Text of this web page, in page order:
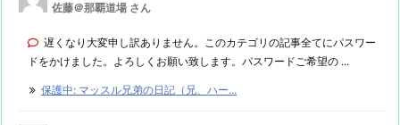
佐藤＠那覇道場 さん
遅くなり大変申し訳ありません。このカテゴリの記事全てにパスワー
ドをかけました。よろしくお願い致します。パスワードご希望の ...
保護中: マッスル兄弟の日記（兄、ハー...